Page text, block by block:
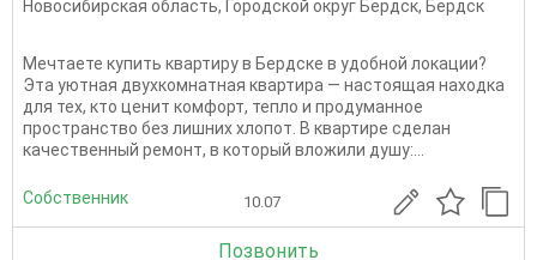
Новосибирская область, Городской округ Бердск, Бердск
Мечтаете купить квартиру в Бердске в удобной локации?
Эта уютная двухкомнатная квартира — настоящая находка
для тех, кто ценит комфорт, тепло и продуманное
пространство без лишних хлопот. В квартире сделан
качественный ремонт, в который вложили душу:...
Собственник 10.07
Позвонить